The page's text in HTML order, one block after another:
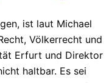
ist laut Michael
Völkerrecht und
Erfurt und Direktor
haltbar. Es sei